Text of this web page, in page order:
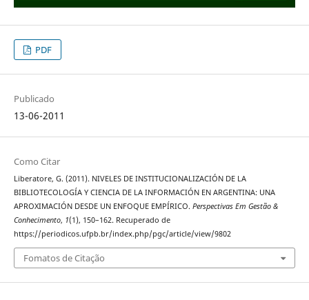
PDF
Publicado
13-06-2011
Como Citar
Liberatore, G. (2011). NIVELES DE INSTITUCIONALIZACIÓN DE LA
BIBLIOTECOLOGÍA Y CIENCIA DE LA INFORMACIÓN EN ARGENTINA: UNA
APROXIMACIÓN DESDE UN ENFOQUE EMPÍRICO. Perspectivas Em Gestão &
Conhecimento, 1(1), 150–162. Recuperado de
https://periodicos.ufpb.br/index.php/pgc/article/view/9802
Fomatos de Citação